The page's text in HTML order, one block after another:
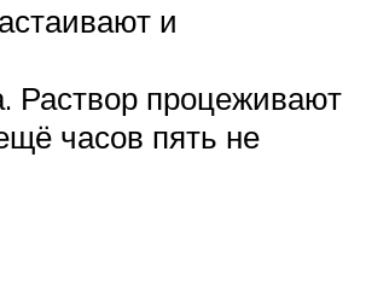
и
Раствор процеживают
часов пять не